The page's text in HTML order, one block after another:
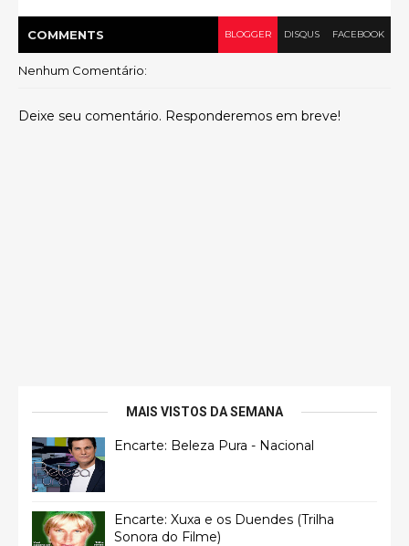
COMMENTS BLOGGER DISQUS FACEBOOK
Nenhum Comentário:
Deixe seu comentário. Responderemos em breve!
MAIS VISTOS DA SEMANA
Encarte: Beleza Pura - Nacional
Encarte: Xuxa e os Duendes (Trilha
Sonora do Filme)